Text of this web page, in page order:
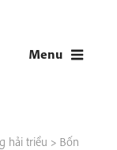
Menu
hải triều > Bốn